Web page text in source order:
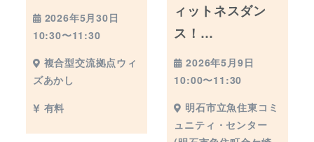
2026年5月30日
10:30〜11:30
複合型交流拠点ウィ
ズあかし
有料
ィットネスダン
ス！…
2026年5月9日
10:00〜11:30
明石市立魚住東コミ
ュニティ・センター